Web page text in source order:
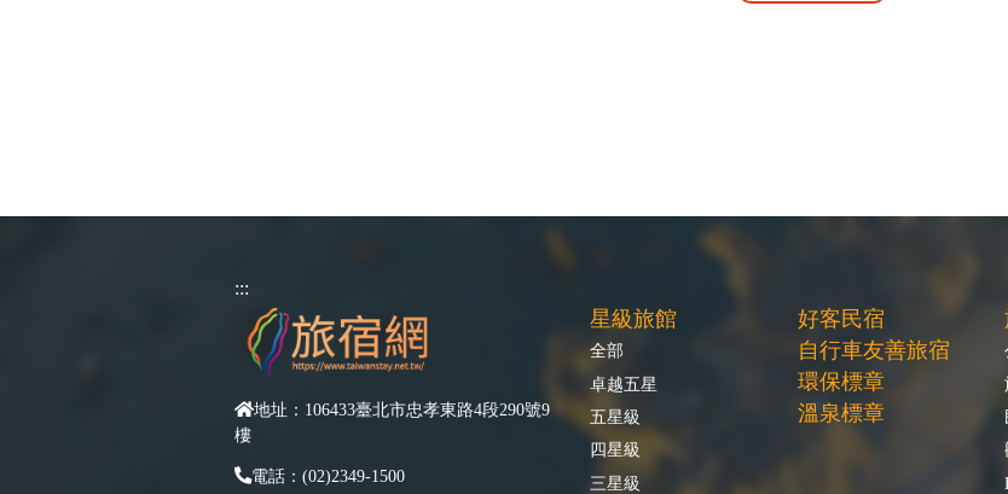
:::
地址：106433臺北市忠孝東路4段290號9
樓
電話：(02)2349-1500
星級旅館
全部
卓越五星
五星級
四星級
三星級
好客民宿
自行車友善旅宿
環保標章
溫泉標章